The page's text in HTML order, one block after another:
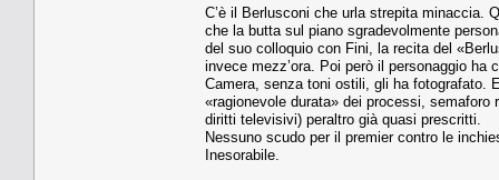
C’è il Berlusconi che urla strepita minaccia.
che la butta sul piano sgradevolmente
del suo colloquio con Fini, la recita del
invece mezz’ora. Poi però il personaggio
Camera, senza toni ostili, gli ha fotografato.
«ragionevole durata» dei processi,
diritti televisivi) peraltro già quasi prescritti.
Nessuno scudo per il premier contro le
Inesorabile.